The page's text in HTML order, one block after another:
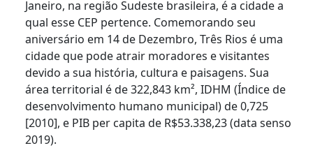
Janeiro, na região Sudeste brasileira, é a cidade a
qual esse CEP pertence. Comemorando seu
aniversário em 14 de Dezembro, Três Rios é uma
cidade que pode atrair moradores e visitantes
devido a sua história, cultura e paisagens. Sua
área territorial é de 322,843 km², IDHM (Índice de
desenvolvimento humano municipal) de 0,725
[2010], e PIB per capita de R$53.338,23 (data senso
2019).